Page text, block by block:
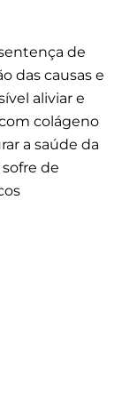
de
das causas e
aliviar e
colágeno
a saúde da
de